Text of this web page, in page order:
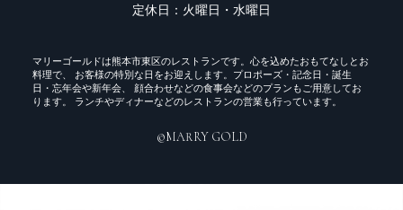
定休日：火曜日・水曜日
マリーゴールドは熊本市東区のレストランです。心を込めたおもてなしとお
料理で、 お客様の特別な日をお迎えします。プロポーズ・記念日・誕生
日・忘年会や新年会、 顔合わせなどの食事会などのプランもご用意してお
ります。 ランチやディナーなどのレストランの営業も行っています。
©️MARRY GOLD